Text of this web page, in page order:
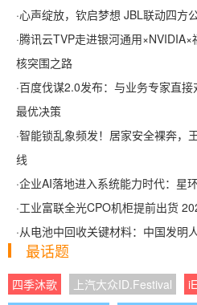
·心声绽放，钦启梦想 JBL联动四方
·腾讯云TVP走进银河通用
核突围之路
·百度伐谋2.0发布：与业务专家直
最优决策
·智能锁乱象频发！居家安全裸奔，
线
·企业AI落地进入系统能力时代：星
·工业富联全光CPO机柜提前出货
·从电池中回收关键材料：中国发明
最话题
四季沐歌 上汽大众ID.Festival